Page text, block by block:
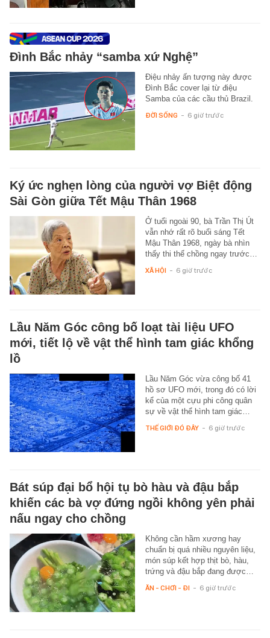
Đình Bắc nhảy “samba xứ Nghệ”
Điệu nhảy ấn tượng này được
Đình Bắc cover lại từ điệu
Samba của các cầu thủ Brazil.
ĐỜI SỐNG - 6 giờ trước
Ký ức nghẹn lòng của người vợ Biệt động
Sài Gòn giữa Tết Mậu Thân 1968
Ở tuổi ngoài 90, bà Trần Thị Út
vẫn nhớ rất rõ buổi sáng Tết
Mậu Thân 1968, ngày bà nhìn
thấy thi thể chồng ngay trước…
XÃ HỘI - 6 giờ trước
Lầu Năm Góc công bố loạt tài liệu UFO
mới, tiết lộ về vật thể hình tam giác khổng
lồ
Lầu Năm Góc vừa công bố 41
hồ sơ UFO mới, trong đó có lời
kể của một cựu phi công quân
sự về vật thể hình tam giác…
THẾ GIỚI ĐÓ ĐÂY - 6 giờ trước
Bát súp đại bổ hội tụ bò hàu và đậu bắp
khiến các bà vợ đứng ngồi không yên phải
nấu ngay cho chồng
Không cần hầm xương hay
chuẩn bị quá nhiều nguyên liệu,
món súp kết hợp thịt bò, hàu,
trứng và đậu bắp đang được…
ĂN - CHƠI - ĐI - 6 giờ trước